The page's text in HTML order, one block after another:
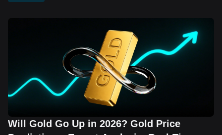
Will Gold Go Up in 2026? Gold Price